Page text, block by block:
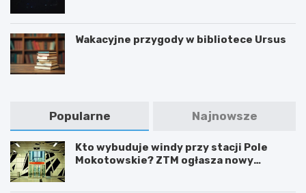
Wakacyjne przygody w bibliotece Ursus
Popularne Najnowsze
Kto wybuduje windy przy stacji Pole
Mokotowskie? ZTM ogłasza nowy